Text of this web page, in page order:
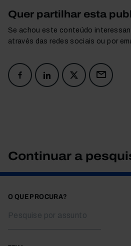
Quer partilhar esta
Se achou este conteúdo
através das redes sociais ou por
Continuar a
O QUE PROCURA?